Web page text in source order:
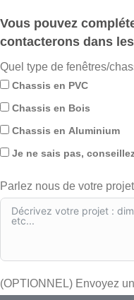
Vous pouvez
contacterons dans
Quel type de fenêtres/
Chassis en PVC
Chassis en Bois
Chassis en Aluminium
Je ne sais pas,
Parlez nous de votre
(OPTIONNEL) Envoyez